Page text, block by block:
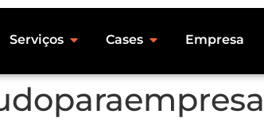
Serviços Cases Empresa